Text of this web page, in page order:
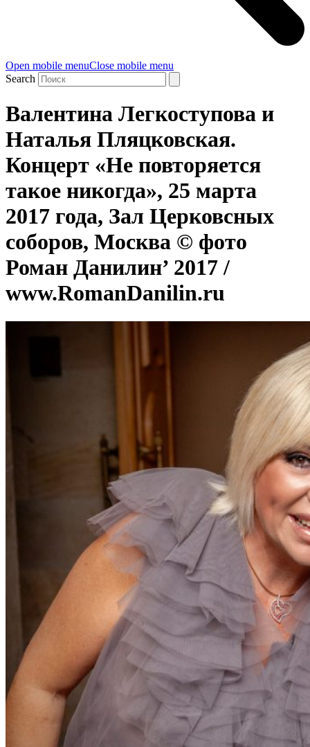
Open mobile menuClose mobile menu
Search
Валентина Легкоступова и
Наталья Пляцковская.
Концерт «Не повторяется
такое никогда», 25 марта
2017 года, Зал Церковсных
соборов, Москва © фото
Роман Данилин’ 2017 /
www.RomanDanilin.ru